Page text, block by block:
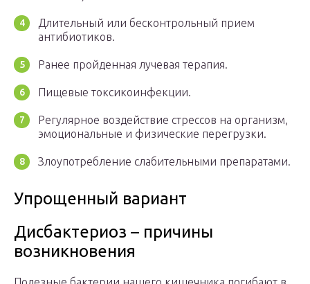
Длительный или бесконтрольный прием
антибиотиков.
Ранее пройденная лучевая терапия.
Пищевые токсикоинфекции.
Регулярное воздействие стрессов на организм,
эмоциональные и физические перегрузки.
Злоупотребление слабительными препаратами.
Упрощенный вариант
Дисбактериоз – причины
возникновения